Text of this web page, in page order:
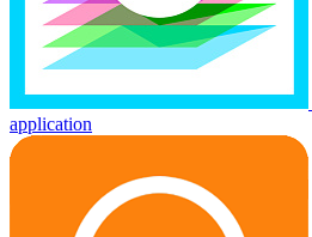
application